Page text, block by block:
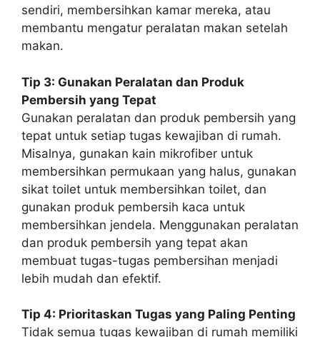
sendiri, membersihkan kamar mereka, atau
membantu mengatur peralatan makan setelah
makan.
Tip 3: Gunakan Peralatan dan Produk
Pembersih yang Tepat
Gunakan peralatan dan produk pembersih yang
tepat untuk setiap tugas kewajiban di rumah.
Misalnya, gunakan kain mikrofiber untuk
membersihkan permukaan yang halus, gunakan
sikat toilet untuk membersihkan toilet, dan
gunakan produk pembersih kaca untuk
membersihkan jendela. Menggunakan peralatan
dan produk pembersih yang tepat akan
membuat tugas-tugas pembersihan menjadi
lebih mudah dan efektif.
Tip 4: Prioritaskan Tugas yang Paling Penting
Tidak semua tugas kewajiban di rumah memiliki